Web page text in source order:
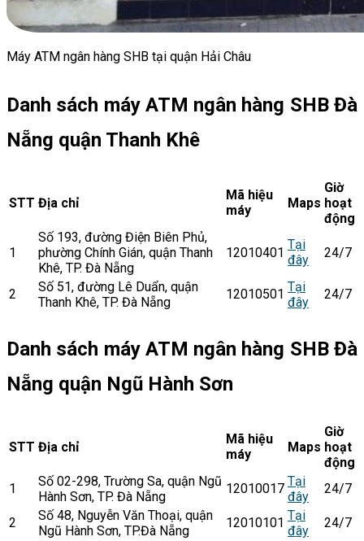
Máy ATM ngân hàng SHB tại quận Hải Châu
Danh sách máy ATM ngân hàng SHB Đà
Nẵng quận Thanh Khê
STT Địa chỉ
Mã hiệu
máy
Maps
Giờ
hoạt
động
1
Số 193, đường Điện Biên Phủ,
phường Chính Gián, quận Thanh
Khê, TP. Đà Nẵng
12010401
Tại
đây
24/7
2
Số 51, đường Lê Duẩn, quận
Thanh Khê, TP. Đà Nẵng
12010501 Tại
đây
24/7
Danh sách máy ATM ngân hàng SHB Đà
Nẵng quận Ngũ Hành Sơn
STT Địa chỉ
Mã hiệu
máy
Maps
Giờ
hoạt
động
1
Số 02-298, Trường Sa, quận Ngũ
Hành Sơn, TP. Đà Nẵng
12010017 Tại
đây
24/7
2
Số 48, Nguyễn Văn Thoại, quận
Ngũ Hành Sơn, TP.Đà Nẵng
12010101 Tại
đây
24/7